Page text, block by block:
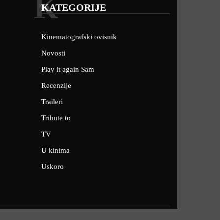
KATEGORIJE
K
Kinematografski ovisnik
Novosti
Play it again Sam
Recenzije
Traileri
Tribute to
TV
U kinima
Uskoro